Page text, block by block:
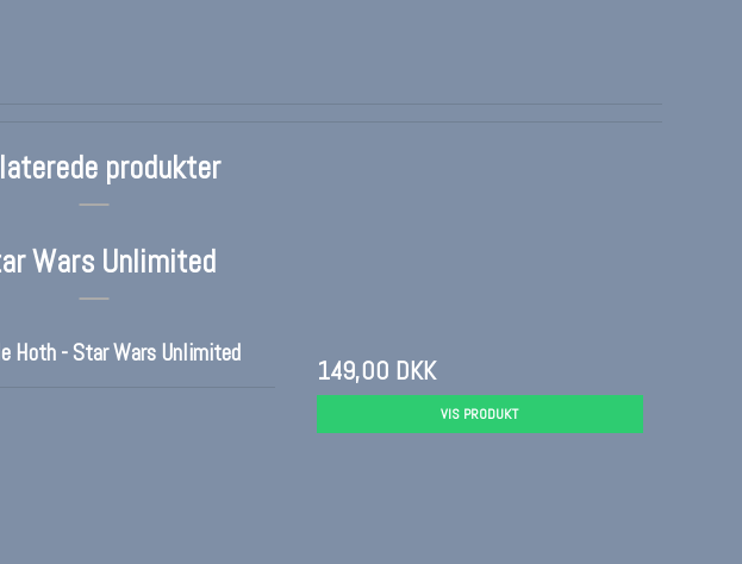
produkter
Wars Unlimited
Hoth - Star Wars Unlimited
149,00 DKK
VIS PRODUKT